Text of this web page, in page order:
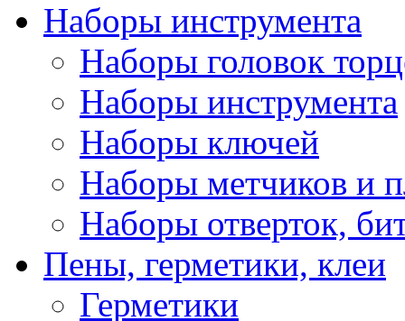
Наборы инструмента
Наборы головок
Наборы инструмента
Наборы ключей
Наборы метчиков и
Наборы отверток,
Пены, герметики, клеи
Герметики